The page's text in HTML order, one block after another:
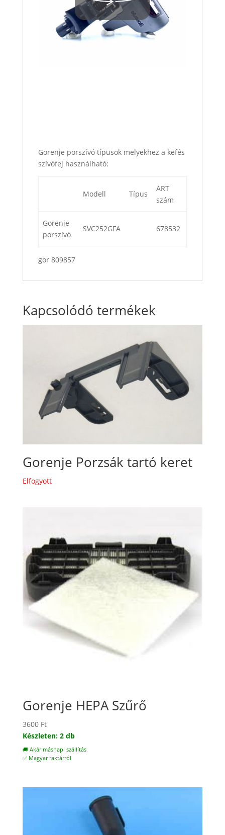
Gorenje porszívó típusok melyekhez a kefés
szívófej használható:
Modell Típus
ART
szám
Gorenje
porszívó
SVC252GFA 678532
gor 809857
Kapcsolódó termékek
Gorenje Porzsák tartó keret
Elfogyott
Gorenje HEPA Szűrő
3600 Ft
Készleten: 2 db
🚚 Akár másnapi szállítás
✅ Magyar raktárról